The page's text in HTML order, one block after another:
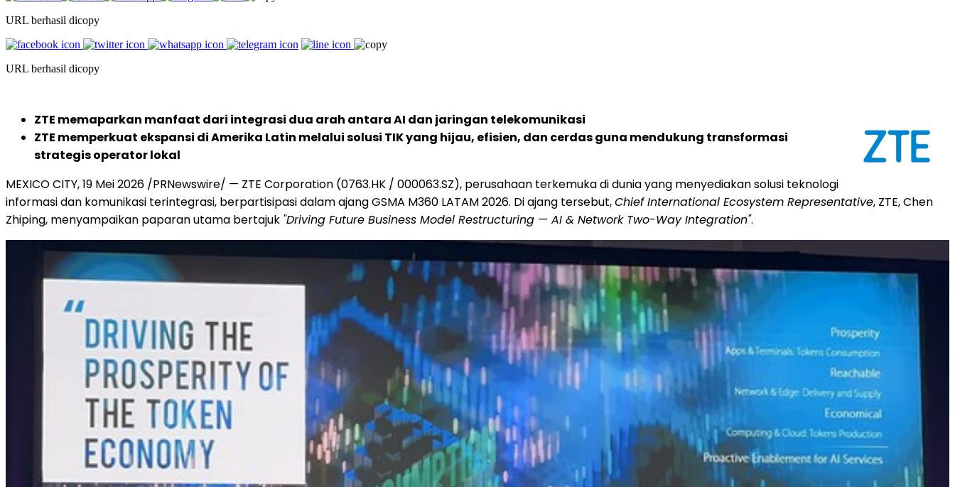
URL berhasil dicopy
URL berhasil dicopy
ZTE memaparkan manfaat dari integrasi dua arah antara AI dan jaringan telekomunikasi
ZTE memperkuat ekspansi di Amerika Latin melalui solusi TIK yang hijau, efisien, dan cerdas guna mendukung transformasi
strategis operator lokal
MEXICO CITY,19 Mei 2026 /PRNewswire/ — ZTE Corporation (0763.HK / 000063.SZ), perusahaan terkemuka di dunia yang menyediakan solusi teknologi
informasi dan komunikasi terintegrasi, berpartisipasi dalam ajang GSMA M360 LATAM 2026. Di ajang tersebut,Chief International Ecosystem Representative, ZTE, Chen
Zhiping, menyampaikan paparan utama bertajuk "Driving Future Business Model Restructuring — AI & Network Two-Way Integration".